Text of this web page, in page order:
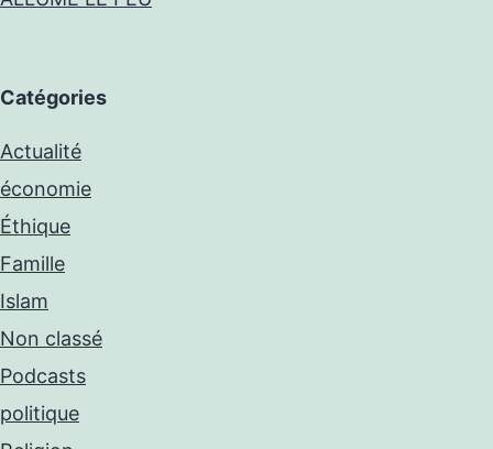
Catégories
Actualité
économie
Éthique
Famille
Islam
Non classé
Podcasts
politique